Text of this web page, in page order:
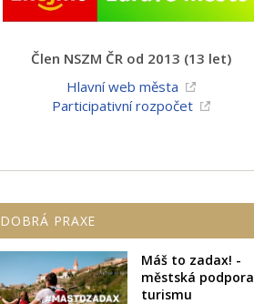
Člen NSZM ČR od 2013 (13 let)
Hlavní web města
Participativní rozpočet
DOBRÁ PRAXE
Máš to zadax! -
městská podpora
turismu